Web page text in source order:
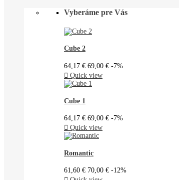
Vyberáme pre Vás
Cube 2
64,17 € 69,00 € -7%
 Quick view
Cube 1
64,17 € 69,00 € -7%
 Quick view
Romantic
61,60 € 70,00 € -12%